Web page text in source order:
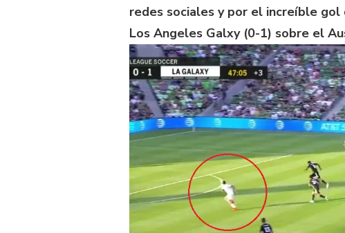
redes sociales y por el increíble
Los Angeles Galxy (0-1) sobre el